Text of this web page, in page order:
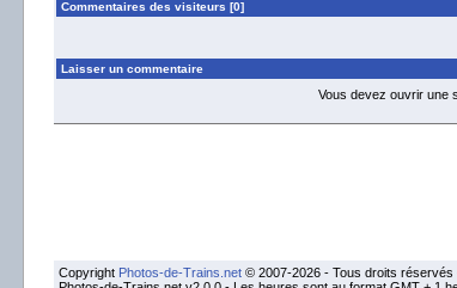
Commentaires des visiteurs [0]
Laisser un commentaire
Vous devez ouvrir une
Copyright Photos-de-Trains.net © 2007-2026 - Tous droits réservés